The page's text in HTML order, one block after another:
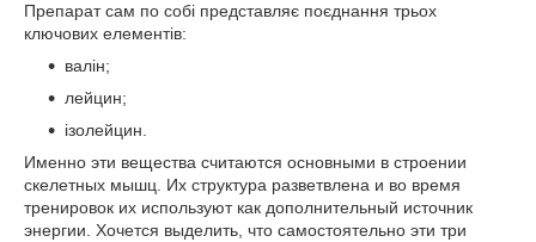
Препарат сам по собі представляє поєднання трьох
ключових елементів:
валін;
лейцин;
ізолейцин.
Именно эти вещества считаются основными в строении
скелетных мышц. Их структура разветвлена и во время
тренировок их используют как дополнительный источник
энергии. Хочется выделить, что самостоятельно эти три